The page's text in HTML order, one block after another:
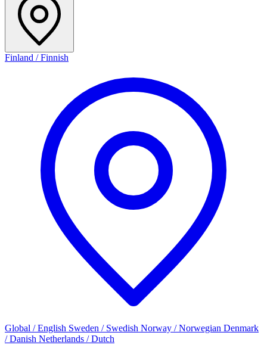
Finland / Finnish
Global / English Sweden / Swedish Norway / Norwegian Denmark
/ Danish Netherlands / Dutch